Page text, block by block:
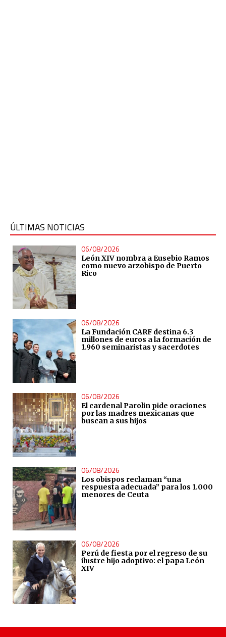
ÚLTIMAS NOTICIAS
06/08/2026
León XIV nombra a Eusebio Ramos
como nuevo arzobispo de Puerto
Rico
06/08/2026
La Fundación CARF destina 6.3
millones de euros a la formación de
1.960 seminaristas y sacerdotes
06/08/2026
El cardenal Parolin pide oraciones
por las madres mexicanas que
buscan a sus hijos
06/08/2026
Los obispos reclaman “una
respuesta adecuada” para los 1.000
menores de Ceuta
06/08/2026
Perú de fiesta por el regreso de su
ilustre hijo adoptivo: el papa León
XIV